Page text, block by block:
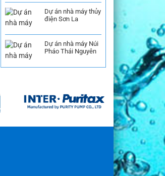
Dự án nhà máy thủy
điện Sơn La
Dự án nhà máy Núi
Pháo Thái Nguyên